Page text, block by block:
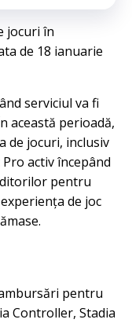
jocuri în
de 18 ianuarie
serviciul va fi
această perioadă,
de jocuri, inclusiv
activ începând
pentru
de joc
pentru
Controller, Stadia